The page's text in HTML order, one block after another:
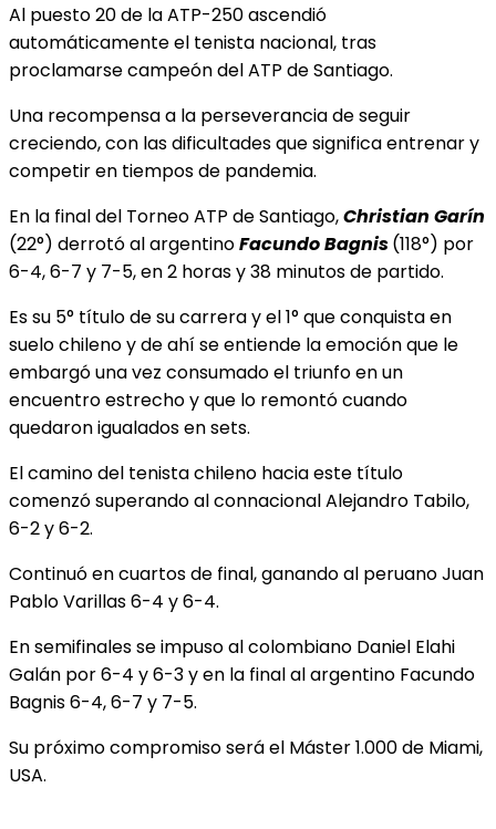
Al puesto 20 de la ATP-250 ascendió
automáticamente el tenista nacional, tras
proclamarse campeón del ATP de Santiago.
Una recompensa a la perseverancia de seguir
creciendo, con las dificultades que significa entrenar y
competir en tiempos de pandemia.
En la final del Torneo ATP de Santiago,Christian Garín
(22°) derrotó al argentinoFacundo Bagnis(118°) por
6-4, 6-7 y 7-5, en 2 horas y 38 minutos de partido.
Es su 5° título de su carrera y el 1° que conquista en
suelo chileno y de ahí se entiende la emoción que le
embargó una vez consumado el triunfo en un
encuentro estrecho y que lo remontó cuando
quedaron igualados en sets.
El camino del tenista chileno hacia este título
comenzó superando al connacional Alejandro Tabilo,
6-2 y 6-2.
Continuó en cuartos de final, ganando al peruano Juan
Pablo Varillas 6-4 y 6-4.
En semifinales se impuso al colombiano Daniel Elahi
Galán por 6-4 y 6-3 y en la final al argentino Facundo
Bagnis 6-4, 6-7 y 7-5.
Su próximo compromiso será el Máster 1.000 de Miami,
USA.